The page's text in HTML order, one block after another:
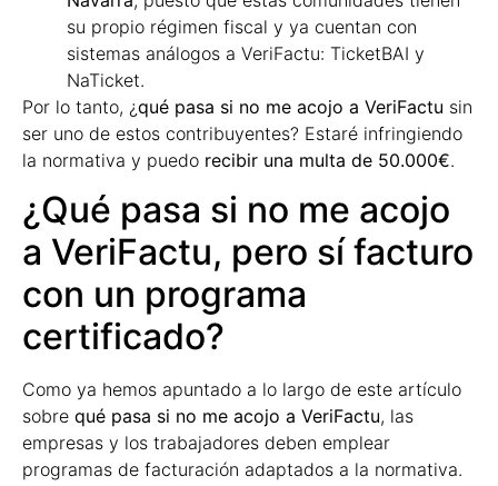
su propio régimen fiscal y ya cuentan con
sistemas análogos a VeriFactu: TicketBAI y
NaTicket.
Por lo tanto, ¿qué pasa si no me acojo a VeriFactu sin
ser uno de estos contribuyentes? Estaré infringiendo
la normativa y puedo recibir una multa de 50.000€.
¿Qué pasa si no me acojo
a VeriFactu, pero sí facturo
con un programa
certificado?
Como ya hemos apuntado a lo largo de este artículo
sobre qué pasa si no me acojo a VeriFactu, las
empresas y los trabajadores deben emplear
programas de facturación adaptados a la normativa.